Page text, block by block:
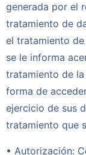
generada por el
tratamiento de
el tratamiento
se le informa
tratamiento de
forma de
ejercicio de sus
tratamiento que
• Autorización: